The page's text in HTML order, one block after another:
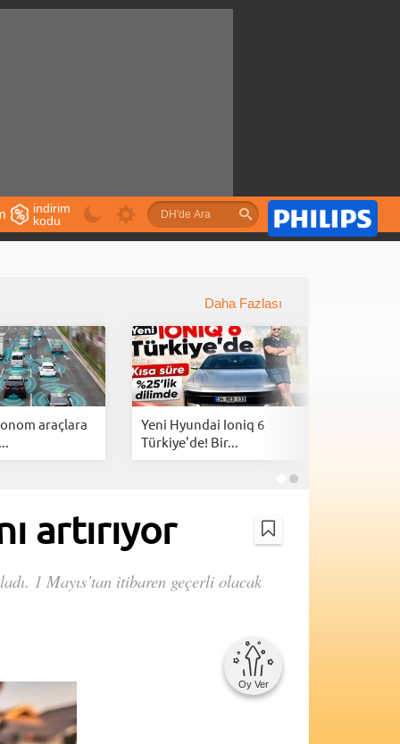
indirim
kodu
Daha Fazlası
araçlara
Yeni Hyundai Ioniq 6
Türkiye'de! Bir...
artırıyor
1 Mayıs’tan itibaren geçerli olacak
Oy Ver